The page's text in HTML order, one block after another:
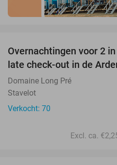
Overnachtingen voor 2
late check-out in de
Domaine Long Pré
Stavelot
Verkocht: 70
Excl. ca.